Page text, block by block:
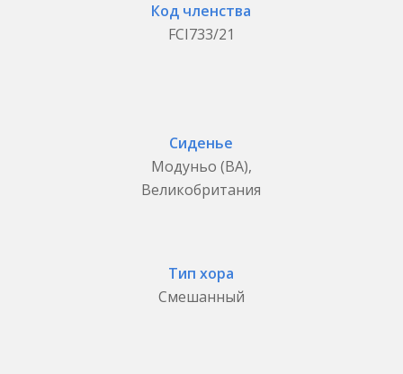
Код членства
FCI733/21
Сиденье
Модуньо (BA),
Великобритания
Тип хора
Смешанный